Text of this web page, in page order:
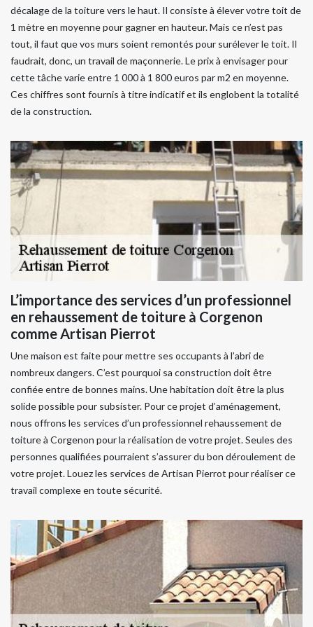
décalage de la toiture vers le haut. Il consiste à élever votre toit de
1 mètre en moyenne pour gagner en hauteur. Mais ce n’est pas
tout, il faut que vos murs soient remontés pour surélever le toit. Il
faudrait, donc, un travail de maçonnerie. Le prix à envisager pour
cette tâche varie entre 1 000 à 1 800 euros par m2 en moyenne.
Ces chiffres sont fournis à titre indicatif et ils englobent la totalité
de la construction.
L’importance des services d’un professionnel
en rehaussement de toiture à Corgenon
comme Artisan Pierrot
Une maison est faite pour mettre ses occupants à l’abri de
nombreux dangers. C’est pourquoi sa construction doit être
confiée entre de bonnes mains. Une habitation doit être la plus
solide possible pour subsister. Pour ce projet d’aménagement,
nous offrons les services d’un professionnel rehaussement de
toiture à Corgenon pour la réalisation de votre projet. Seules des
personnes qualifiées pourraient s’assurer du bon déroulement de
votre projet. Louez les services de Artisan Pierrot pour réaliser ce
travail complexe en toute sécurité.